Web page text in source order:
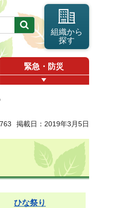
組織から
探す
緊急・防災
掲載日：2019年3月5日
ひな祭り